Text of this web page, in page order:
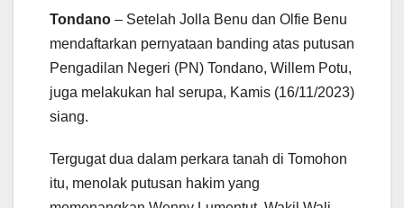
Tondano – Setelah Jolla Benu dan Olfie Benu
mendaftarkan pernyataan banding atas putusan
Pengadilan Negeri (PN) Tondano, Willem Potu,
juga melakukan hal serupa, Kamis (16/11/2023)
siang.
Tergugat dua dalam perkara tanah di Tomohon
itu, menolak putusan hakim yang